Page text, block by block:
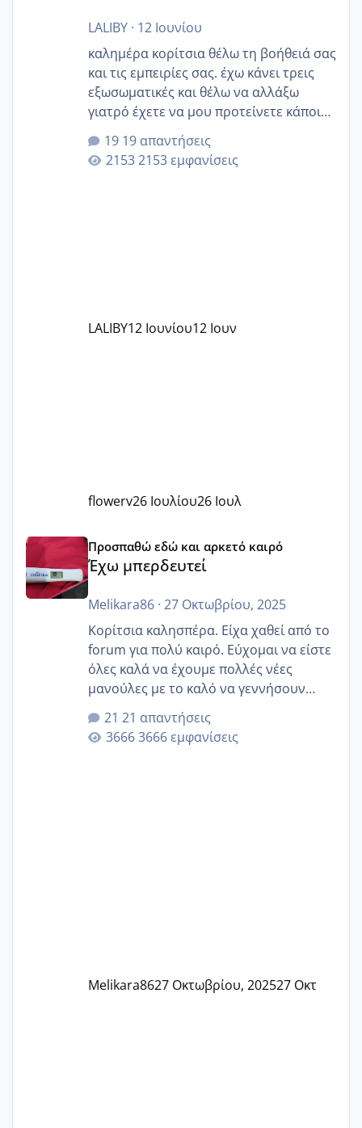
LALIBY· 12 Ιουνίου
καλημέρα κορίτσια θέλω τη βοήθειά σας
και τις εμπειρίες σας. έχω κάνει τρεις
εξωσωματικές και θέλω να αλλάξω
γιατρό έχετε να μου προτείνετε κάποιον
που μείνατε ευχαριστημένες και είχατε
επιιτυχία? έκανα στο υγεία με τον
ζερβομανωλάκη (δεν το εψαξε καθόλου
19 απαντήσεις
2153 εμφανίσεις
LALIBY12 Ιουνίου12 Ιουν
flowerv26 Ιουλίου26 Ιουλ
Έχω μπερδευτεί
Προσπαθώ εδώ και αρκετό καιρό
Έχω μπερδευτεί
Melikara86· 27 Οκτωβρίου, 2025
Κορίτσια καλησπέρα. Είχα χαθεί από το
forum για πολύ καιρό. Εύχομαι να είστε
όλες καλά να έχουμε πολλές νέες
μανούλες με το καλό να γεννήσουν
αυτές που ήδη περιμένουν. Να πάρουν
γερα μωράκια στην αγκαλίτσα τους
🙏🏼🙏🏼 Ας πάμε λοιπόν στο θέμα μου.
21 απαντήσεις
3666 εμφανίσεις
Melikara8627 Οκτωβρίου, 202527 Οκτ